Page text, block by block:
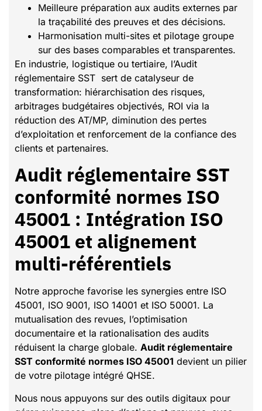
Meilleure préparation aux audits externes par
la traçabilité des preuves et des décisions.
Harmonisation multi-sites et pilotage groupe
sur des bases comparables et transparentes.
En industrie, logistique ou tertiaire, l’Audit
réglementaire SST sert de catalyseur de
transformation: hiérarchisation des risques,
arbitrages budgétaires objectivés, ROI via la
réduction des AT/MP, diminution des pertes
d’exploitation et renforcement de la confiance des
clients et partenaires.
Audit réglementaire SST
conformité normes ISO
45001 : Intégration ISO
45001 et alignement
multi-référentiels
Notre approche favorise les synergies entre ISO
45001, ISO 9001, ISO 14001 et ISO 50001. La
mutualisation des revues, l’optimisation
documentaire et la rationalisation des audits
réduisent la charge globale. Audit réglementaire
SST conformité normes ISO 45001 devient un pilier
de votre pilotage intégré QHSE.
Nous nous appuyons sur des outils digitaux pour